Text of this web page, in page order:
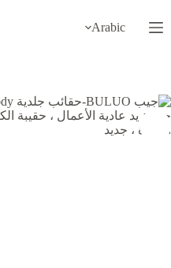
إلى
المحتوى
Arabic